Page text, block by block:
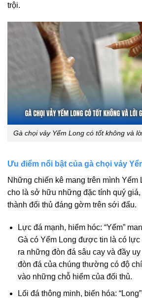
trội.
Gà chọi vảy Yểm Long có tốt không và
Ưu điểm nổi bật của gà chọi vảy
Những chiến kê mang trên mình
cho là sở hữu những đặc tính quý
thành đối thủ đáng gờm trên sới đấu.
Lực đá mạnh, hiểm hóc: “Yểm”
Gà có Yểm Long được tin là có lực
ra những đòn đá sâu cay và đầy
đòn đá của chúng thường có độ
vào những chỗ hiểm của đối thủ.
Lối đá thông minh, biến hóa: